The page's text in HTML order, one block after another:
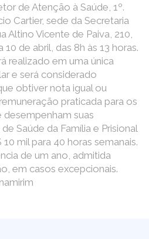
de Atenção à Saúde, 1º.
Cartier, sede da Secretaria
Altino Vicente de Paiva, 210,
de abril, das 8h às 13 horas.
realizado em uma única
e será considerado
obtiver nota igual ou
praticada para os
suas
Saúde da Família e Prisional
mil para 40 horas semanais.
de um ano, admitida
em casos excepcionais.